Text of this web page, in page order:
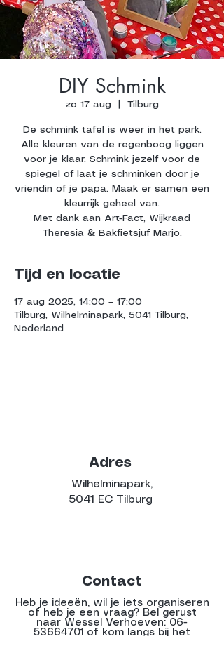
DIY Schmink
zo 17 aug Tilburg
De schmink tafel is weer in het park.
Alle kleuren van de regenboog liggen
voor je klaar. Schmink jezelf voor de
spiegel of laat je schminken door je
vriendin of je papa. Maak er samen een
kleurrijk geheel van.
Met dank aan Art-Fact, Wijkraad
Theresia & Bakfietsjuf Marjo.
Tijd en locatie
17 aug 2025, 14:00 – 17:00
Tilburg, Wilhelminapark, 5041 Tilburg,
Nederland
Adres
Wilhelminapark,
5041 EC Tilburg
Contact
Heb je ideeën, wil je iets organiseren
of heb je een vraag? Bel gerust
naar Wessel Verhoeven: 06-
53664701 of kom langs bij het